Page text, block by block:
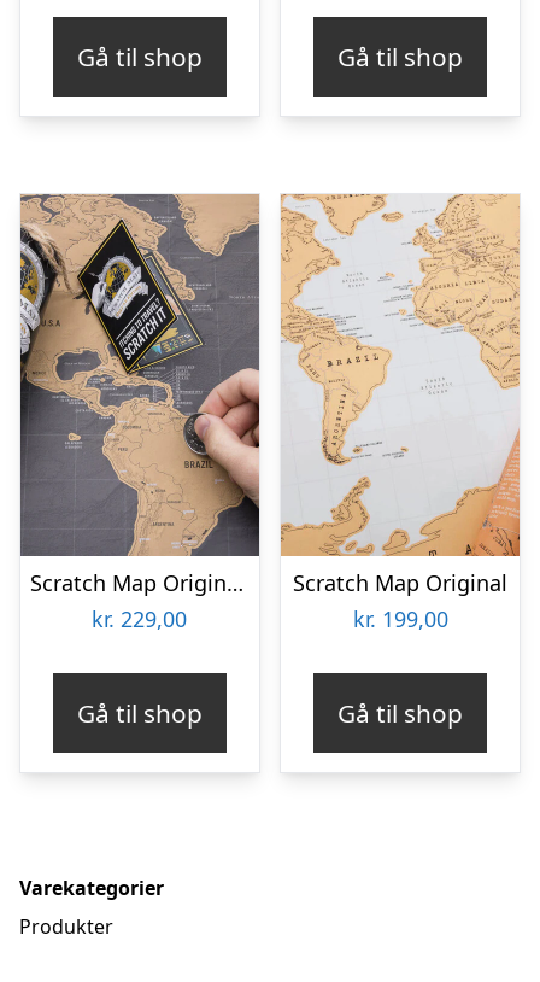
Gå til shop Gå til shop
Scratch Map Original Deluxe
kr. 229,00
Gå til shop
Scratch Map Original
kr. 199,00
Gå til shop
Varekategorier
Produkter